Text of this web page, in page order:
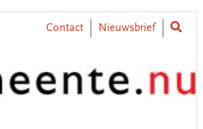
Contact Nieuwsbrief